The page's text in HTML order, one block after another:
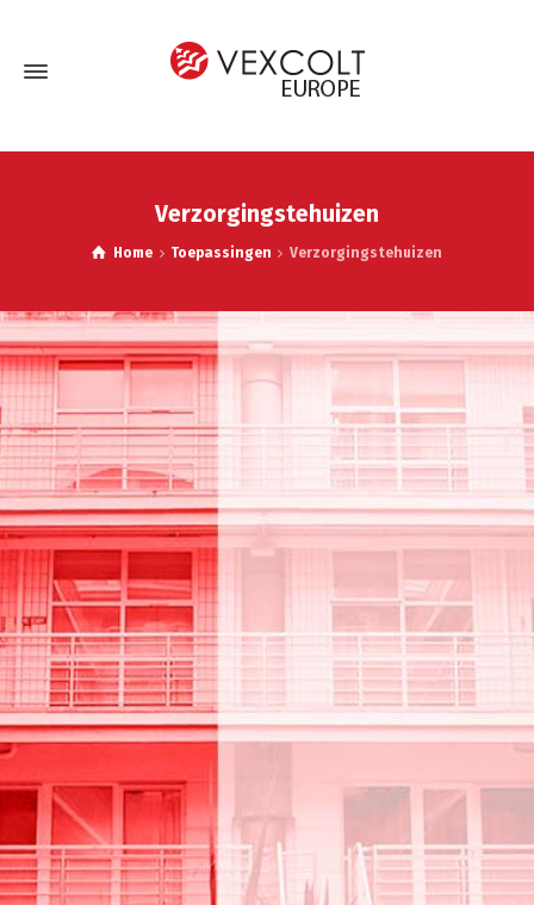
Verzorgingstehuizen
Home Toepassingen Verzorgingstehuizen